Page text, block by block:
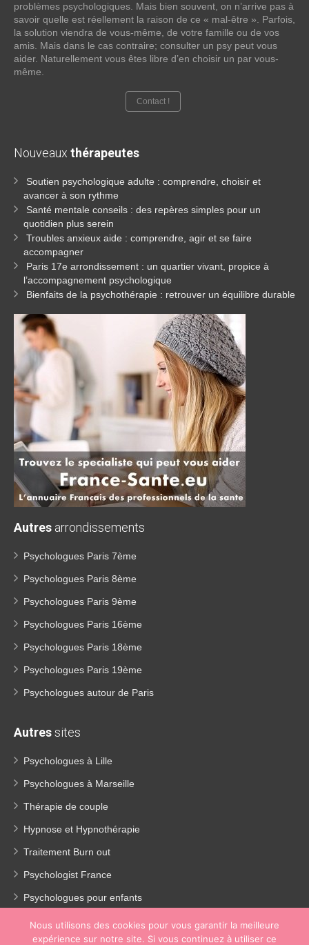
problèmes psychologiques. Mais bien souvent, on n’arrive pas à
savoir quelle est réellement la raison de ce « mal-être ». Parfois,
la solution viendra de vous-même, de votre famille ou de vos
amis. Mais dans le cas contraire; consulter un psy peut vous
aider. Naturellement vous êtes libre d’en choisir un par vous-
même.
Contact !
Nouveaux thérapeutes
Soutien psychologique adulte : comprendre, choisir et
avancer à son rythme
Santé mentale conseils : des repères simples pour un
quotidien plus serein
Troubles anxieux aide : comprendre, agir et se faire
accompagner
Paris 17e arrondissement : un quartier vivant, propice à
l’accompagnement psychologique
Bienfaits de la psychothérapie : retrouver un équilibre durable
Autres arrondissements
Psychologues Paris 7ème
Psychologues Paris 8ème
Psychologues Paris 9ème
Psychologues Paris 16ème
Psychologues Paris 18ème
Psychologues Paris 19ème
Psychologues autour de Paris
Autressites
Psychologues à Lille
Psychologues à Marseille
Thérapie de couple
Hypnose et Hypnothérapie
Traitement Burn out
Psychologist France
Psychologues pour enfants
Thérapie de la dépression
Nous utilisons des cookies pour vous garantir la meilleure
expérience sur notre site. Si vous continuez à utiliser ce